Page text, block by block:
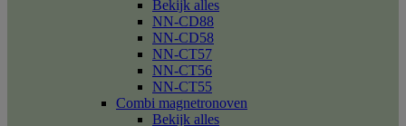
Bekijk alles
NN-CD88
NN-CD58
NN-CT57
NN-CT56
NN-CT55
Combi magnetronoven
Bekijk alles